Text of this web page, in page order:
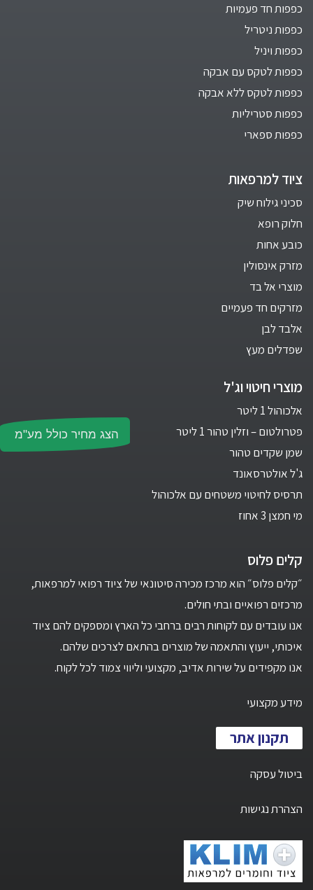
הצג מחיר כולל מע"מ
כפפות חד פעמיות
כפפות ניטריל
כפפות ויניל
כפפות לטקס עם אבקה
כפפות לטקס ללא אבקה
כפפות סטריליות
כפפות ספארי
ציוד למרפאות
סכיני גילוח שיק
חלוק רופא
כובע אחות
מזרק אינסולין
מוצרי אל בד
מזרקים חד פעמיים
אלבד לבן
שפדלים מעץ
מוצרי חיטוי וג'ל
אלכוהול 1 ליטר
פטרולטום – וזלין טהור 1 ליטר
שמן שקדים טהור
ג'ל אולטרסאונד
תרסיס לחיטוי משטחים עם אלכוהול
מי חמצן 3 אחוז
קלים פלוס
״קלים פלוס״ הוא מרכז מכירה סיטונאי של ציוד רפואי למרפאות,
מרכזים רפואיים ובתי חולים.
אנו עובדים עם לקוחות רבים ברחבי כל הארץ ומספקים להם ציוד
איכותי, ייעוץ והתאמה של מוצרים בהתאם לצרכים שלהם.
אנו מקפידים על שירות אדיב, מקצועי וליווי צמוד לכל לקוח.
מידע מקצועי
תקנון אתר
ביטול עסקה
הצהרת נגישות